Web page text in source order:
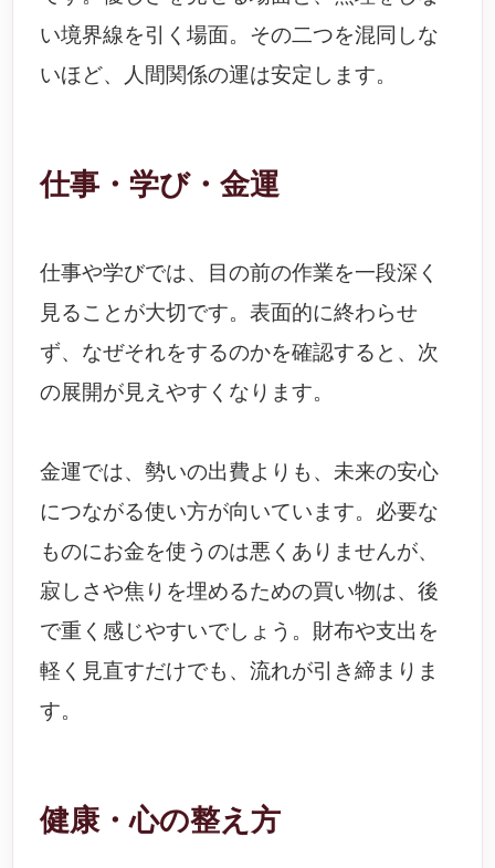
い境界線を引く場面。その二つを混同しな
いほど、人間関係の運は安定します。
仕事・学び・金運
仕事や学びでは、目の前の作業を一段深く
見ることが大切です。表面的に終わらせ
ず、なぜそれをするのかを確認すると、次
の展開が見えやすくなります。
金運では、勢いの出費よりも、未来の安心
につながる使い方が向いています。必要な
ものにお金を使うのは悪くありませんが、
寂しさや焦りを埋めるための買い物は、後
で重く感じやすいでしょう。財布や支出を
軽く見直すだけでも、流れが引き締まりま
す。
健康・心の整え方